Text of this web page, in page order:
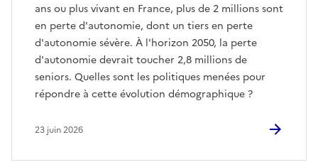
ans ou plus vivant en France, plus de 2 millions sont
en perte d'autonomie, dont un tiers en perte
d'autonomie sévère. À l'horizon 2050, la perte
d'autonomie devrait toucher 2,8 millions de
seniors. Quelles sont les politiques menées pour
répondre à cette évolution démographique ?
23 juin 2026